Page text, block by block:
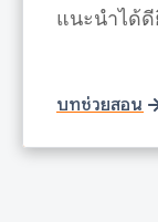
แนะนำได้
บทช่วยสอน